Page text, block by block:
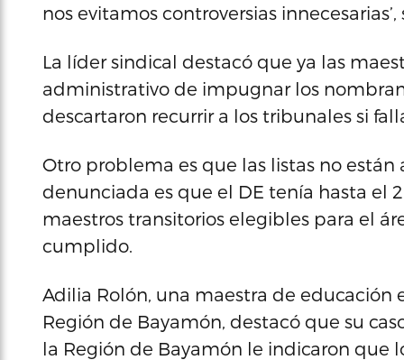
nos evitamos controversias innecesarias’,
La líder sindical destacó que ya las
administrativo de impugnar los
descartaron recurrir a los tribunales si
Otro problema es que las listas no
denunciada es que el DE tenía hasta el
maestros transitorios elegibles para el
cumplido.
Adilia Rolón, una maestra de
Región de Bayamón, destacó que su
la Región de Bayamón le indicaron que